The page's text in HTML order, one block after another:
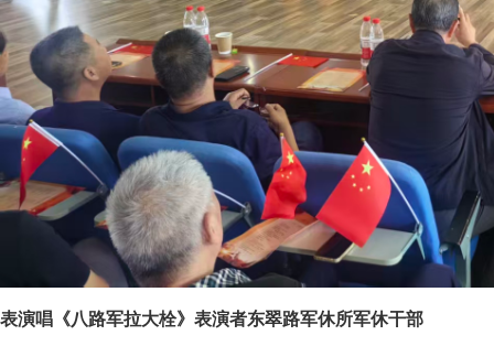
表演唱《八路军拉大栓》表演者东翠路军休所军休干部